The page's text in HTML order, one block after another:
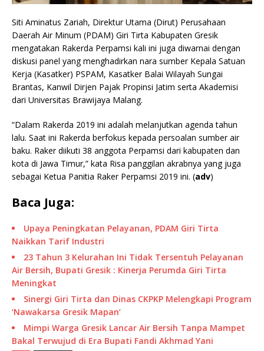
Siti Aminatus Zariah, Direktur Utama (Dirut) Perusahaan
Daerah Air Minum (PDAM) Giri Tirta Kabupaten Gresik
mengatakan Rakerda Perpamsi kali ini juga diwarnai dengan
diskusi panel yang menghadirkan nara sumber Kepala Satuan
Kerja (Kasatker) PSPAM, Kasatker Balai Wilayah Sungai
Brantas, Kanwil Dirjen Pajak Propinsi Jatim serta Akademisi
dari Universitas Brawijaya Malang.
“Dalam Rakerda 2019 ini adalah melanjutkan agenda tahun
lalu. Saat ini Rakerda berfokus kepada persoalan sumber air
baku. Raker diikuti 38 anggota Perpamsi dari kabupaten dan
kota di Jawa Timur,” kata Risa panggilan akrabnya yang juga
sebagai Ketua Panitia Raker Perpamsi 2019 ini. (adv)
Baca Juga:
Upaya Peningkatan Pelayanan, PDAM Giri Tirta
Naikkan Tarif Industri
23 Tahun 3 Kelurahan Ini Tidak Tersentuh Pelayanan
Air Bersih, Bupati Gresik : Kinerja Perumda Giri Tirta
Meningkat
Sinergi Giri Tirta dan Dinas CKPKP Melengkapi Program
‘Nawakarsa Gresik Mapan’
Mimpi Warga Gresik Lancar Air Bersih Tanpa Mampet
Bakal Terwujud di Era Bupati Fandi Akhmad Yani